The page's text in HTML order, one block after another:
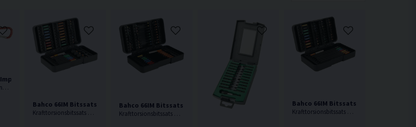
10 delar
Praktisk och funktionell IMPACT bitssats.
Bahco 66IM Bitssats Impact 40 delar
Krafttorsionsbitssats med 40 delar från Bahco. Torsionbits används med fördel i en slagskruvdragare.
Bahco 66IM Bitssats Impact 54 delar
Krafttorsionsbitssats med 54 delar från Bahco. Torsionbits används med fördel i en slagskruvdragare.
Bahco 66IM Bitssats Impact 44 delar
Krafttorsionsbitssats med 40 delar från Bahco. Torsionbits används med fördel i en slagskruvdragare.